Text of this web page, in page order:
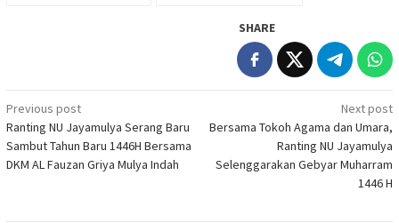
SHARE
Post
navigation
Previous post
Ranting NU Jayamulya Serang Baru
Sambut Tahun Baru 1446H Bersama
DKM AL Fauzan Griya Mulya Indah
Next post
Bersama Tokoh Agama dan Umara,
Ranting NU Jayamulya
Selenggarakan Gebyar Muharram
1446 H